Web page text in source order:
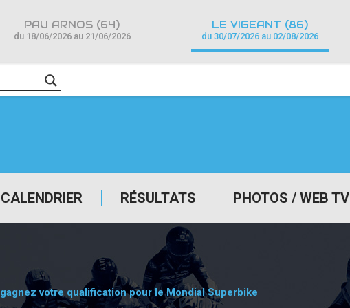
CALENDRIER RÉSULTATS PHOTOS / WEB TV
PAU ARNOS (64)
du 18/06/2026 au 21/06/2026
LE VIGEANT (86)
du 30/07/2026 au 02/08/2026
votre qualification pour le Mondial Superbike